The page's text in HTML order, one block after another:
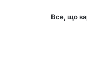
Все, що